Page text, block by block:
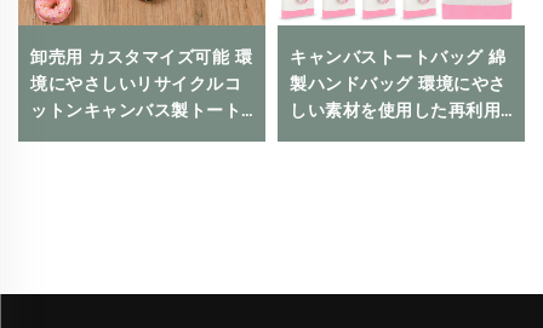
卸売用 カスタマイズ可能 環
境にやさしいリサイクルコ
ットンキャンバス製トート
ショッピングバッグ カスタ
キャンバストートバッグ 綿
製ハンドバッグ 環境にやさ
しい素材を使用した再利用
可能な収納・ショッピング